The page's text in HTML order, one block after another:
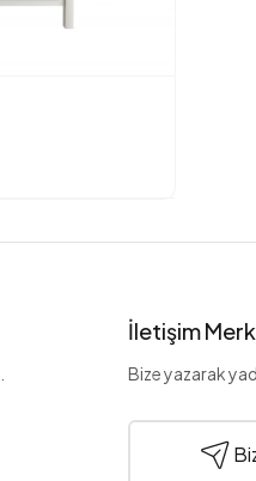
İletişim
Bize yazarak